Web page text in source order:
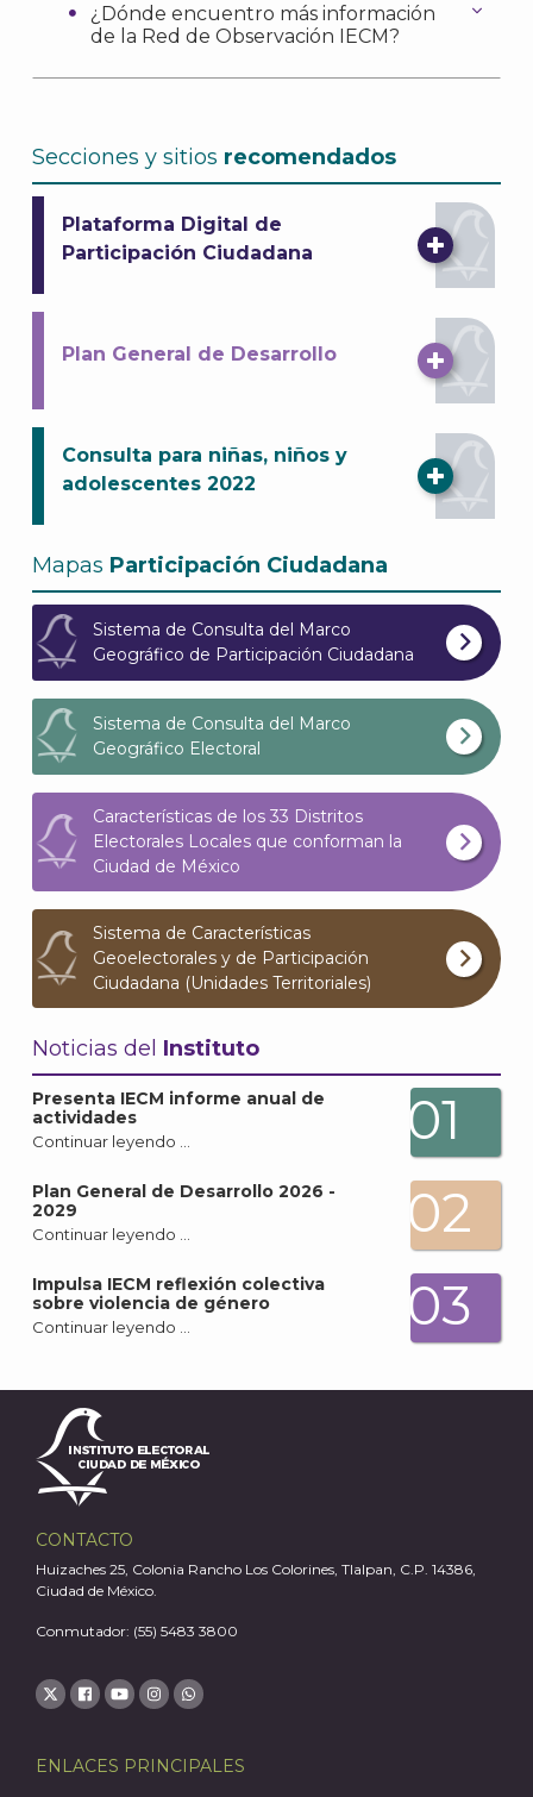
¿Dónde encuentro más información
de la Red de Observación IECM?
Secciones y sitios recomendados
Plataforma Digital de
Participación Ciudadana
Plan General de Desarrollo
Consulta para niñas, niños y
adolescentes 2022
Mapas Participación Ciudadana
Sistema de Consulta del Marco
Geográfico de Participación Ciudadana
Sistema de Consulta del Marco
Geográfico Electoral
Características de los 33 Distritos
Electorales Locales que conforman la
Ciudad de México
Sistema de Características
Geoelectorales y de Participación
Ciudadana (Unidades Territoriales)
Noticias del Instituto
Presenta IECM informe anual de
actividades
Continuar leyendo … 01
Plan General de Desarrollo 2026 -
2029
Continuar leyendo … 02
Impulsa IECM reflexión colectiva
sobre violencia de género
Continuar leyendo … 03
CONTACTO
Huizaches 25, Colonia Rancho Los Colorines, Tlalpan, C.P. 14386,
Ciudad de México.
Conmutador: (55) 5483 3800
ENLACES PRINCIPALES